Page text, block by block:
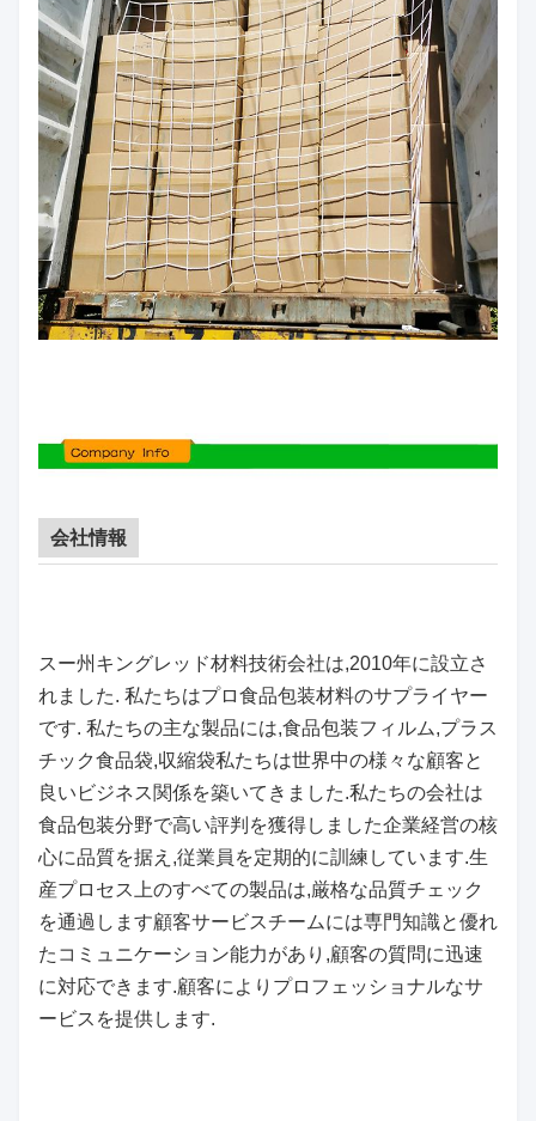
会社情報
スー州キングレッド材料技術会社は,2010年に設立さ
れました. 私たちはプロ食品包装材料のサプライヤー
です. 私たちの主な製品には,食品包装フィルム,プラス
チック食品袋,収縮袋私たちは世界中の様々な顧客と
良いビジネス関係を築いてきました.私たちの会社は
食品包装分野で高い評判を獲得しました企業経営の核
心に品質を据え,従業員を定期的に訓練しています.生
産プロセス上のすべての製品は,厳格な品質チェック
を通過します顧客サービスチームには専門知識と優れ
たコミュニケーション能力があり,顧客の質問に迅速
に対応できます.顧客によりプロフェッショナルなサ
ービスを提供します.